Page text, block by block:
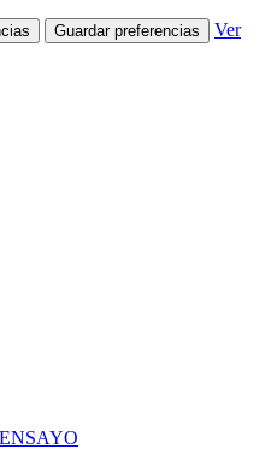
Guardar preferencias
Ver